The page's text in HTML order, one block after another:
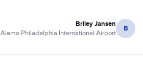
B
Briley Jansen
Alamo Philadelphia International Airport